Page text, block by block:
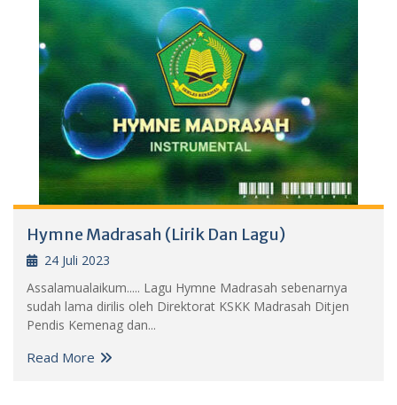
Hymne Madrasah (Lirik Dan Lagu)
24 Juli 2023
Assalamualaikum..... Lagu Hymne Madrasah sebenarnya
sudah lama dirilis oleh Direktorat KSKK Madrasah Ditjen
Pendis Kemenag dan...
Read More